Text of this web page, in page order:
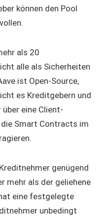
können den Pool
als 20
alle als Sicherheiten
ist Open-Source,
es Kreditgebern und
eine Client-
Smart Contracts im
genügend
mehr als der geliehene
eine festgelegte
unbedingt